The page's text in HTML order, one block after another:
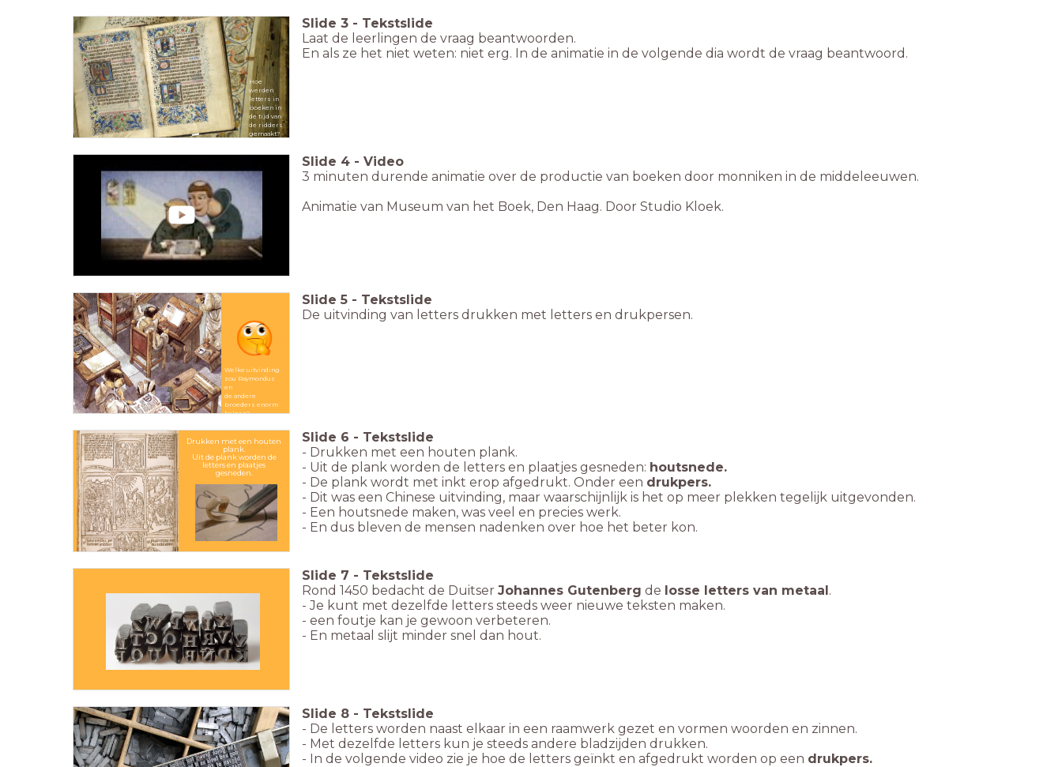
boeken uit de tijd van de ridders
Hoe
werden
letters in
boeken in
de tijd van
de ridders
gemaakt?
Slide 3 - Tekstslide
Laat de leerlingen de vraag beantwoorden.
En als ze het niet weten: niet erg. In de animatie in de volgende dia wordt de vraag beantwoord.
Slide 4 - Video
3 minuten durende animatie over de productie van boeken door monniken in de middeleeuwen.
Animatie van Museum van het Boek, Den Haag. Door Studio Kloek.
Welke uitvinding
zou Raymondus
en
de andere
broeders enorm
helpen?
Slide 5 - Tekstslide
De uitvinding van letters drukken met letters en drukpersen.
Drukken met een houten
plank.
Uit de plank worden de
letters en plaatjes
gesneden.
Slide 6 - Tekstslide
- Drukken met een houten plank.
- Uit de plank worden de letters en plaatjes gesneden: houtsnede.
- De plank wordt met inkt erop afgedrukt. Onder een drukpers.
- Dit was een Chinese uitvinding, maar waarschijnlijk is het op meer plekken tegelijk uitgevonden.
- Een houtsnede maken, was veel en precies werk.
- En dus bleven de mensen nadenken over hoe het beter kon.
Slide 7 - Tekstslide
Rond 1450 bedacht de Duitser Johannes Gutenberg de losse letters van metaal.
- Je kunt met dezelfde letters steeds weer nieuwe teksten maken.
- een foutje kan je gewoon verbeteren.
- En metaal slijt minder snel dan hout.
Slide 8 - Tekstslide
- De letters worden naast elkaar in een raamwerk gezet en vormen woorden en zinnen.
- Met dezelfde letters kun je steeds andere bladzijden drukken.
- In de volgende video zie je hoe de letters geïnkt en afgedrukt worden op een drukpers.